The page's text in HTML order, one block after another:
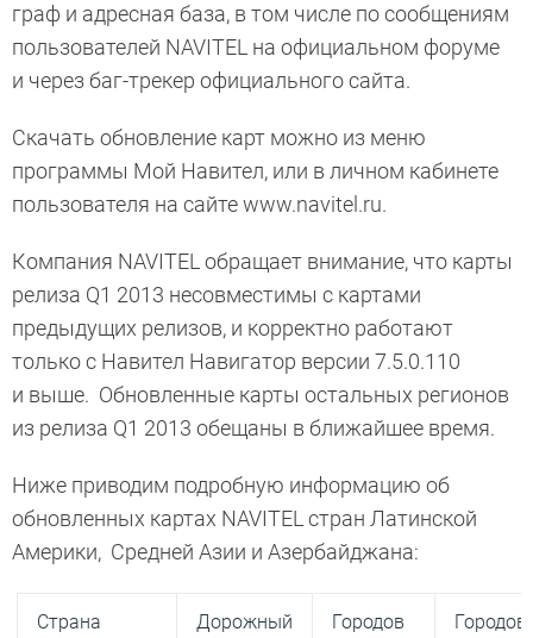
граф и адресная база, в том числе по сообщениям
пользователей NAVITEL на официальном форуме
и через баг-трекер официального сайта.
Скачать обновление карт можно из меню
программы Мой Навител, или в личном кабинете
пользователя на сайте www.navitel.ru.
Компания NAVITEL обращает внимание, что карты
релиза Q1 2013 несовместимы с картами
предыдущих релизов, и корректно работают
только с Навител Навигатор версии 7.5.0.110
и выше. Обновленные карты остальных регионов
из релиза Q1 2013 обещаны в ближайшее время.
Ниже приводим подробную информацию об
обновленных картах NAVITEL стран Латинской
Америки, Средней Азии и Азербайджана:
Страна
Дорожный
Городов
Городов